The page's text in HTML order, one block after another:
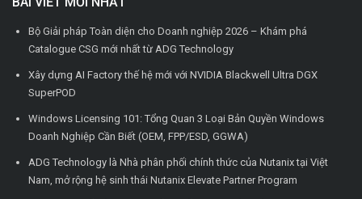
Bộ Giải pháp Toàn diện cho Doanh nghiệp 2026 – Khám phá
Catalogue CSG mới nhất từ ADG Technology
Xây dựng AI Factory thế hệ mới với NVIDIA Blackwell Ultra DGX
SuperPOD
Windows Licensing 101: Tổng Quan 3 Loại Bản Quyền Windows
Doanh Nghiệp Cần Biết (OEM, FPP/ESD, GGWA)
ADG Technology là Nhà phân phối chính thức của Nutanix tại Việt
Nam, mở rộng hệ sinh thái Nutanix Elevate Partner Program